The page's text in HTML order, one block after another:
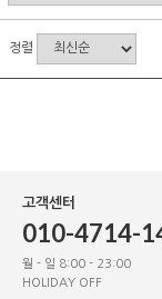
정렬
고객센터
010-4714-
월 - 일 8:00 - 23:00
HOLIDAY OFF